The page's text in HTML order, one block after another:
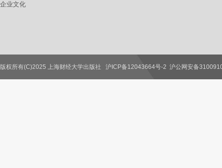
企业文化
联系我们
版权所有(C)2025 上海财经大学出版社 沪ICP备12043664号-2 沪公网安备